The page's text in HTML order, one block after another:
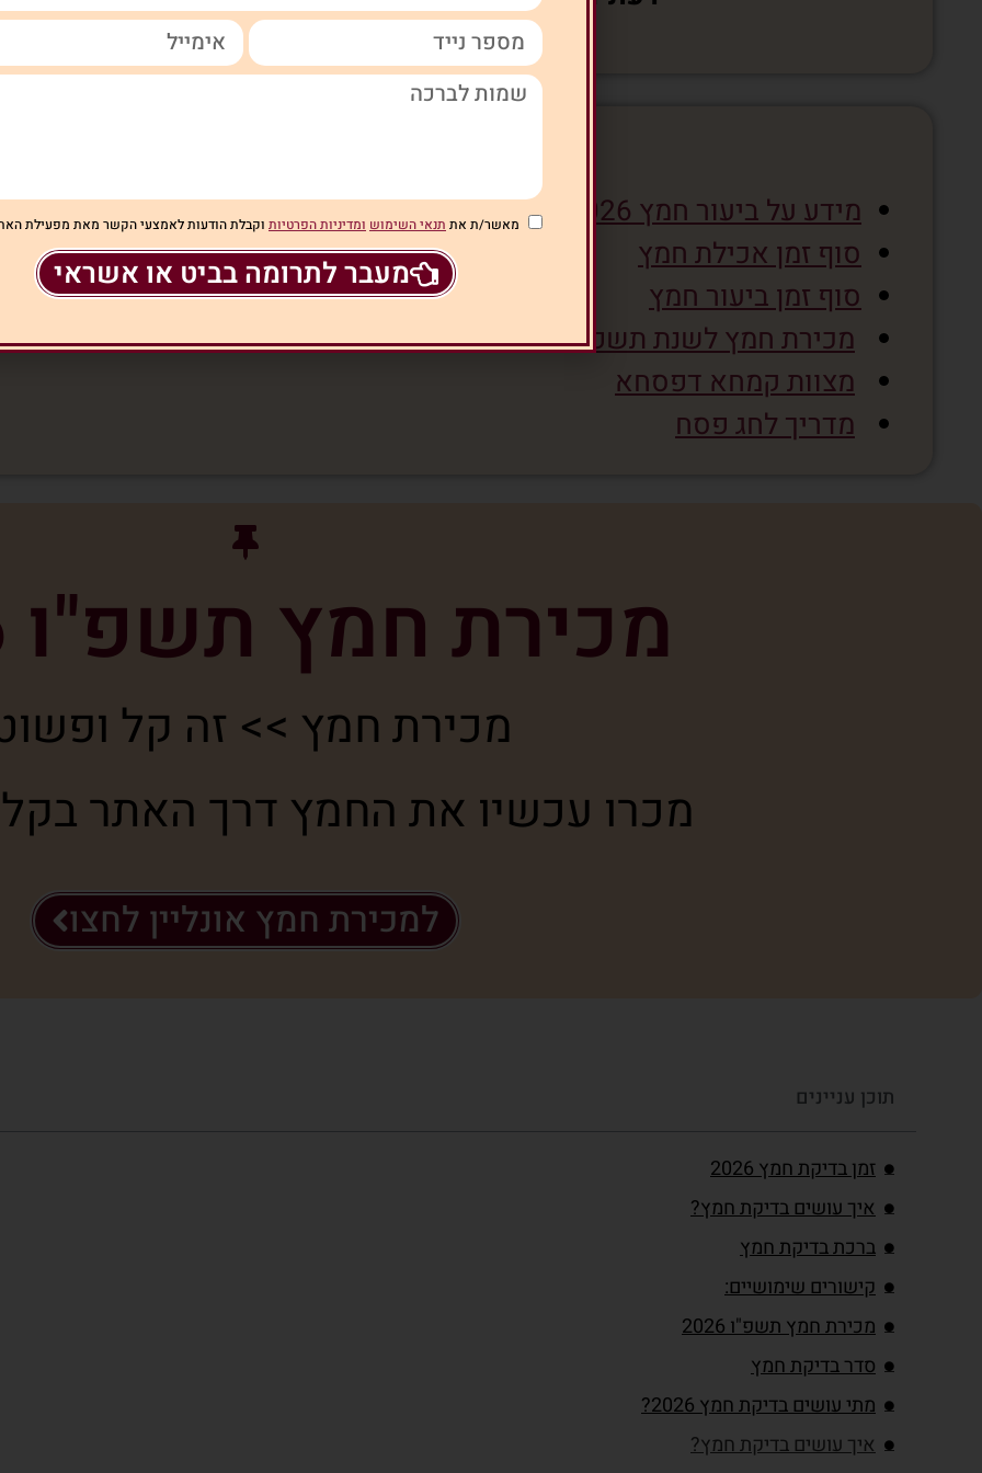
מידע על ביעור חמץ 2026
סוף זמן אכילת חמץ
סוף זמן ביעור חמץ
מכירת חמץ לשנת תשפ"ו 2026
מצוות קמחא דפסחא
מדריך לחג פסח
מכירת חמץ תשפ"ו 2026
מכירת חמץ >> זה קל
מכרו עכשיו את החמץ דרך האתר
למכירת חמץ אונליין לחצו
תוכן עניינים
זמן בדיקת חמץ 2026
איך עושים בדיקת חמץ?
ברכת בדיקת חמץ
קישורים שימושיים:
מכירת חמץ תשפ"ו 2026
סדר בדיקת חמץ
מתי עושים בדיקת חמץ 2026?
איך עושים בדיקת חמץ?
מאשר/ת את תנאי השימוש ומדיניות הפרטיות וקבלת הודעות לאמצעי הקשר מאת מפעילת
מעבר לתרומה בביט או אשראי